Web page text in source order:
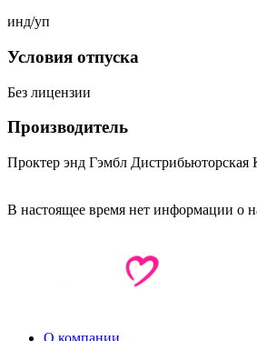
инд/уп
Условия отпуска
Без лицензии
Производитель
Проктер энд Гэмбл Дистрибьюторская
В настоящее время нет информации о
О компании